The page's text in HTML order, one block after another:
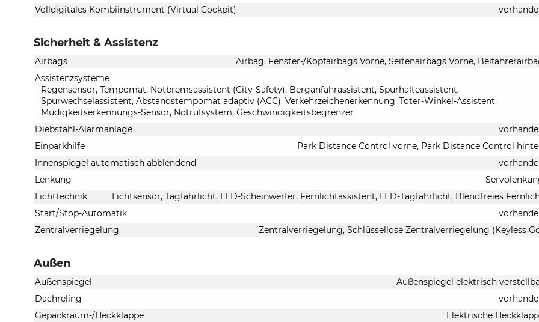
Volldigitales Kombiinstrument (Virtual Cockpit)
Sicherheit & Assistenz
Airbags
Airbag, Fenster-/Kopfairbags Vorne, Seitenairbags Vorne,
Assistenzsysteme
Regensensor, Tempomat, Notbremsassistent (City-Safety), Berganfahrassistent, Spurhalteassistent,
Spurwechselassistent, Abstandstempomat adaptiv (ACC), Verkehrzeichenerkennung, Toter-Winkel-Assistent,
Müdigkeitserkennungs-Sensor, Notrufsystem, Geschwindigkeitsbegrenzer
Diebstahl-Alarmanlage
Einparkhilfe
Park Distance Control vorne, Park Distance Control
Innenspiegel automatisch abblendend
Lenkung
Lichttechnik
Lichtsensor, Tagfahrlicht, LED-Scheinwerfer, Fernlichtassistent, LED-Tagfahrlicht, Blendfreies
Start/Stop-Automatik
Zentralverriegelung
Zentralverriegelung, Schlüssellose Zentralverriegelung (Keyless
Außen
Außenspiegel
Außenspiegel elektrisch
Dachreling
Gepäckraum-/Heckklappe
Elektrische